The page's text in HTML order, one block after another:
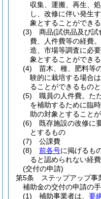
収集、運搬、再生、
し、改修に伴い発生
象とすることができる
(3)
商品(試供品及び試
費、人件費等の経費。
造、市場等調査に必
象とすることができる
(4)
苗木、種、肥料等
験的に栽培する場合
ることができるものと
(5)
職員の人件費。 た
を補助するために臨
助の対象とすること
(6)
既存施設の改修に
とするもの
(7)
公課費
(8)
前各号に掲げるも
ると認められない経費
(交付の申請)
第5条
ステップアップ事
補助金の交付の申請の
(1)
補助事業者は、 要